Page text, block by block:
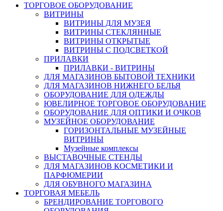
ТОРГОВОЕ ОБОРУДОВАНИЕ
ВИТРИНЫ
ВИТРИНЫ ДЛЯ МУЗЕЯ
ВИТРИНЫ СТЕКЛЯННЫЕ
ВИТРИНЫ ОТКРЫТЫЕ
ВИТРИНЫ С ПОДСВЕТКОЙ
ПРИЛАВКИ
ПРИЛАВКИ - ВИТРИНЫ
ДЛЯ МАГАЗИНОВ БЫТОВОЙ ТЕХНИКИ
ДЛЯ МАГАЗИНОВ НИЖНЕГО БЕЛЬЯ
ОБОРУДОВАНИЕ ДЛЯ ОДЕЖДЫ
ЮВЕЛИРНОЕ ТОРГОВОЕ ОБОРУДОВАНИЕ
ОБОРУДОВАНИЕ ДЛЯ ОПТИКИ И ОЧКОВ
МУЗЕЙНОЕ ОБОРУДОВАНИЕ
ГОРИЗОНТАЛЬНЫЕ МУЗЕЙНЫЕ
ВИТРИНЫ
Музейные комплексы
ВЫСТАВОЧНЫЕ СТЕНДЫ
ДЛЯ МАГАЗИНОВ КОСМЕТИКИ И
ПАРФЮМЕРИИ
ДЛЯ ОБУВНОГО МАГАЗИНА
ТОРГОВАЯ МЕБЕЛЬ
БРЕНДИРОВАНИЕ ТОРГОВОГО